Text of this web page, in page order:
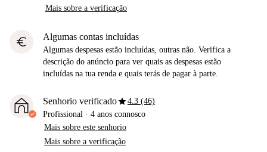
Mais sobre a verificação
euro Algumas contas incluídas
Algumas despesas estão incluídas, outras não. Verifica a
descrição do anúncio para ver quais as despesas estão
incluídas na tua renda e quais terás de pagar à parte.
Senhorio verificadostar4.3 (46)
Profissional · 4 anos connosco
Mais sobre este senhorio
Mais sobre a verificação